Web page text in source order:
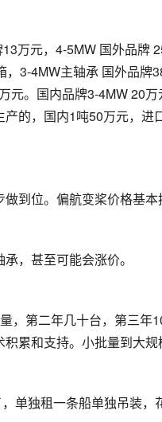
万元，4-5MW 国外品牌
3-4MW主轴承 国外品牌
元。国内品牌3-4MW 20
的，国内1吨50万元，
到位。偏航变桨价格基
，甚至可能会涨价。
，第二年几十台，第三
累和支持。小批量到大规
单独租一条船单独吊装，